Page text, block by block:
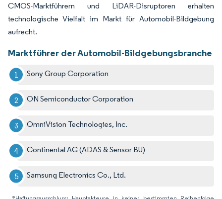
CMOS-Marktführern und LiDAR-Disruptoren erhalten
technologische Vielfalt im Markt für Automobil-Bildgebung
aufrecht.
Marktführer der Automobil-Bildgebungsbranche
Sony Group Corporation
ON Semiconductor Corporation
OmniVision Technologies, Inc.
Continental AG (ADAS & Sensor BU)
Samsung Electronics Co., Ltd.